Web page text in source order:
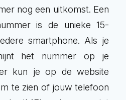
nog een uitkomst. Een
is de unieke 15-
smartphone. Als je
het nummer op je
kun je op de website
te zien of jouw telefoon